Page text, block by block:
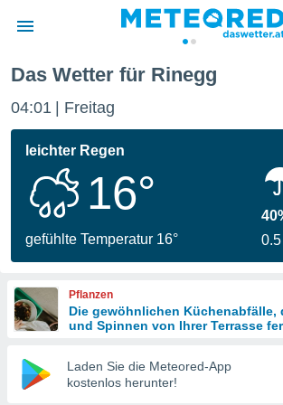
wurde
dass
sind.
diese
Das Wetter für Rinegg
04:01 Freitag
leichter Regen
16°
gefühlte Temperatur 16°
Pflanzen
Die gewöhnlichen Küchenabfälle,
und Spinnen von Ihrer Terrasse
Laden Sie die Meteored-App
kostenlos herunter!